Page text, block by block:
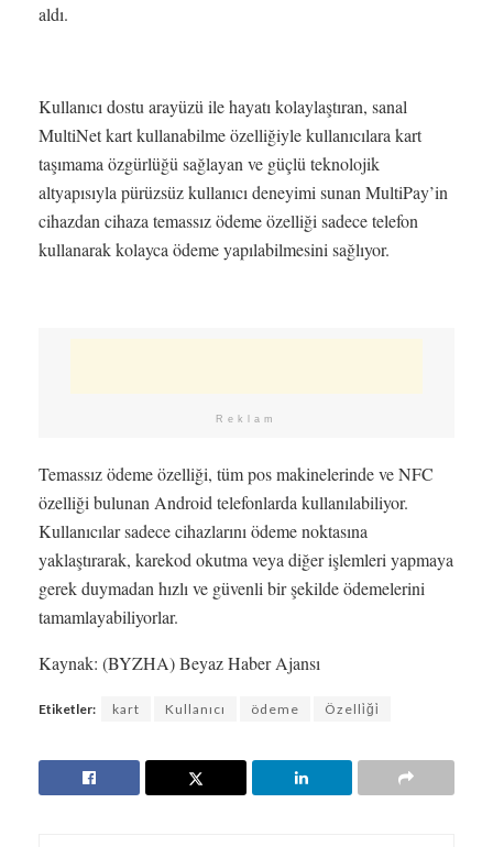
aldı.
Kullanıcı dostu arayüzü ile hayatı kolaylaştıran, sanal
MultiNet kart kullanabilme özelliğiyle kullanıcılara kart
taşımama özgürlüğü sağlayan ve güçlü teknolojik
altyapısıyla pürüzsüz kullanıcı deneyimi sunan MultiPay’in
cihazdan cihaza temassız ödeme özelliği sadece telefon
kullanarak kolayca ödeme yapılabilmesini sağlıyor.
Reklam
Temassız ödeme özelliği, tüm pos makinelerinde ve NFC
özelliği bulunan Android telefonlarda kullanılabiliyor.
Kullanıcılar sadece cihazlarını ödeme noktasına
yaklaştırarak, karekod okutma veya diğer işlemleri yapmaya
gerek duymadan hızlı ve güvenli bir şekilde ödemelerini
tamamlayabiliyorlar.
Kaynak: (BYZHA) Beyaz Haber Ajansı
Etiketler: kart Kullanıcı ödeme Özelli̇ği̇